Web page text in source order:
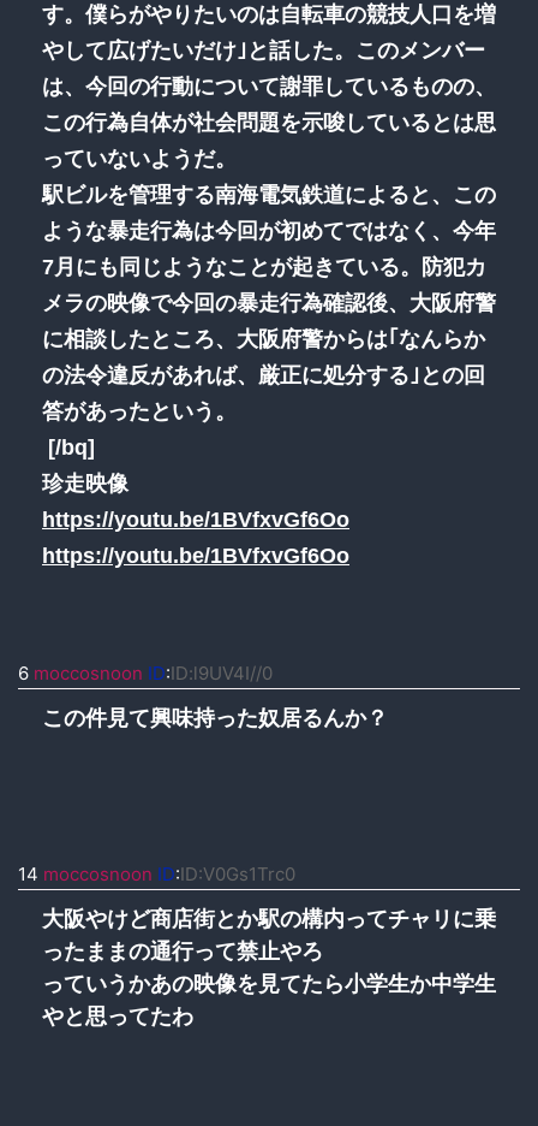
す。僕らがやりたいのは自転車の競技人口を増
やして広げたいだけ｣と話した。このメンバー
は、今回の行動について謝罪しているものの、
この行為自体が社会問題を示唆しているとは思
っていないようだ。
駅ビルを管理する南海電気鉄道によると、この
ような暴走行為は今回が初めてではなく、今年
7月にも同じようなことが起きている。防犯カ
メラの映像で今回の暴走行為確認後、大阪府警
に相談したところ、大阪府警からは｢なんらか
の法令違反があれば、厳正に処分する｣との回
答があったという。
[/bq]
珍走映像
https://youtu.be/1BVfxvGf6Oo
https://youtu.be/1BVfxvGf6Oo
6 moccosnoon ID:ID:l9UV4I//0
この件見て興味持った奴居るんか？
14 moccosnoon ID:ID:V0Gs1Trc0
大阪やけど商店街とか駅の構内ってチャリに乗
ったままの通行って禁止やろ
っていうかあの映像を見てたら小学生か中学生
やと思ってたわ